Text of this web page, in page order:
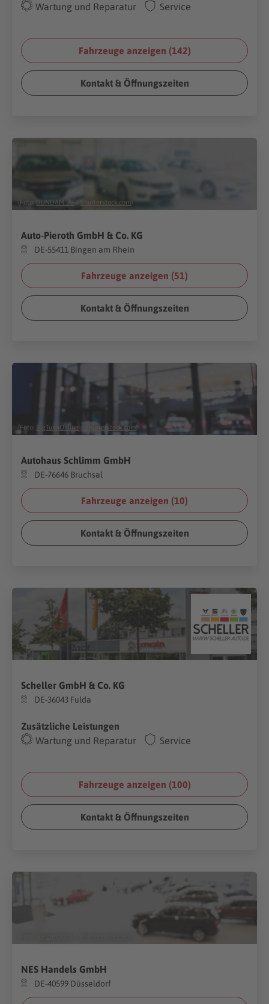
Wartung und Reparatur
Service
Fahrzeuge anzeigen (142)
Kontakt & Öffnungszeiten
(Foto: GUNDAM_Ai / Shutterstock.com)
Auto-Pieroth GmbH & Co. KG
DE-55411 Bingen am Rhein
Fahrzeuge anzeigen (51)
Kontakt & Öffnungszeiten
(Foto: BigTunaOnline / Shutterstock.com)
Autohaus Schlimm GmbH
DE-76646 Bruchsal
Fahrzeuge anzeigen (10)
Kontakt & Öffnungszeiten
Scheller GmbH & Co. KG
DE-36043 Fulda
Zusätzliche Leistungen
Wartung und Reparatur
Service
Fahrzeuge anzeigen (100)
Kontakt & Öffnungszeiten
NES Handels GmbH
DE-40599 Düsseldorf